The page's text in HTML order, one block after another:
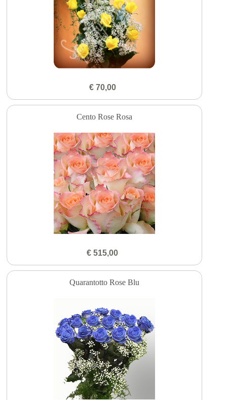
€ 70,00
Cento Rose Rosa
€ 515,00
Quarantotto Rose Blu